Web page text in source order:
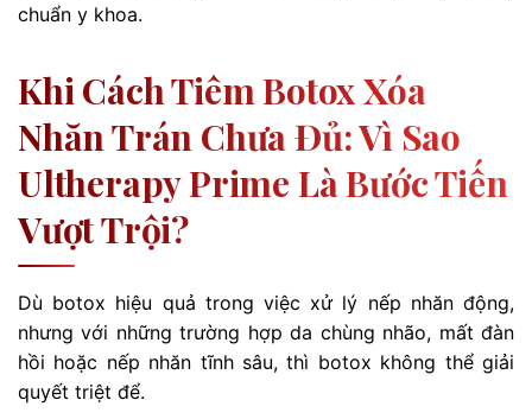
chuẩn y khoa.
Khi Cách Tiêm Botox Xóa
Nhăn Trán Chưa Đủ: Vì Sao
Ultherapy Prime Là Bước Tiến
Vượt Trội?
Dù botox hiệu quả trong việc xử lý nếp nhăn động,
nhưng với những trường hợp da chùng nhão, mất đàn
hồi hoặc nếp nhăn tĩnh sâu, thì botox không thể giải
quyết triệt để.